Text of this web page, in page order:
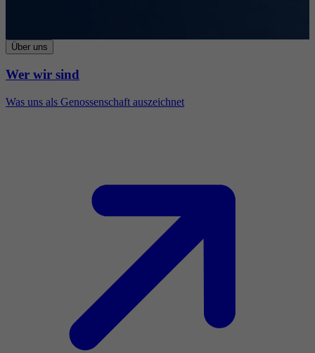
Über uns
Wer wir sind
Was uns als Genossenschaft auszeichnet